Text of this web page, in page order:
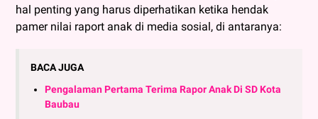
hal penting yang harus diperhatikan ketika hendak
pamer nilai raport anak di media sosial, di antaranya:
BACA JUGA
Pengalaman Pertama Terima Rapor Anak Di SD Kota
Baubau